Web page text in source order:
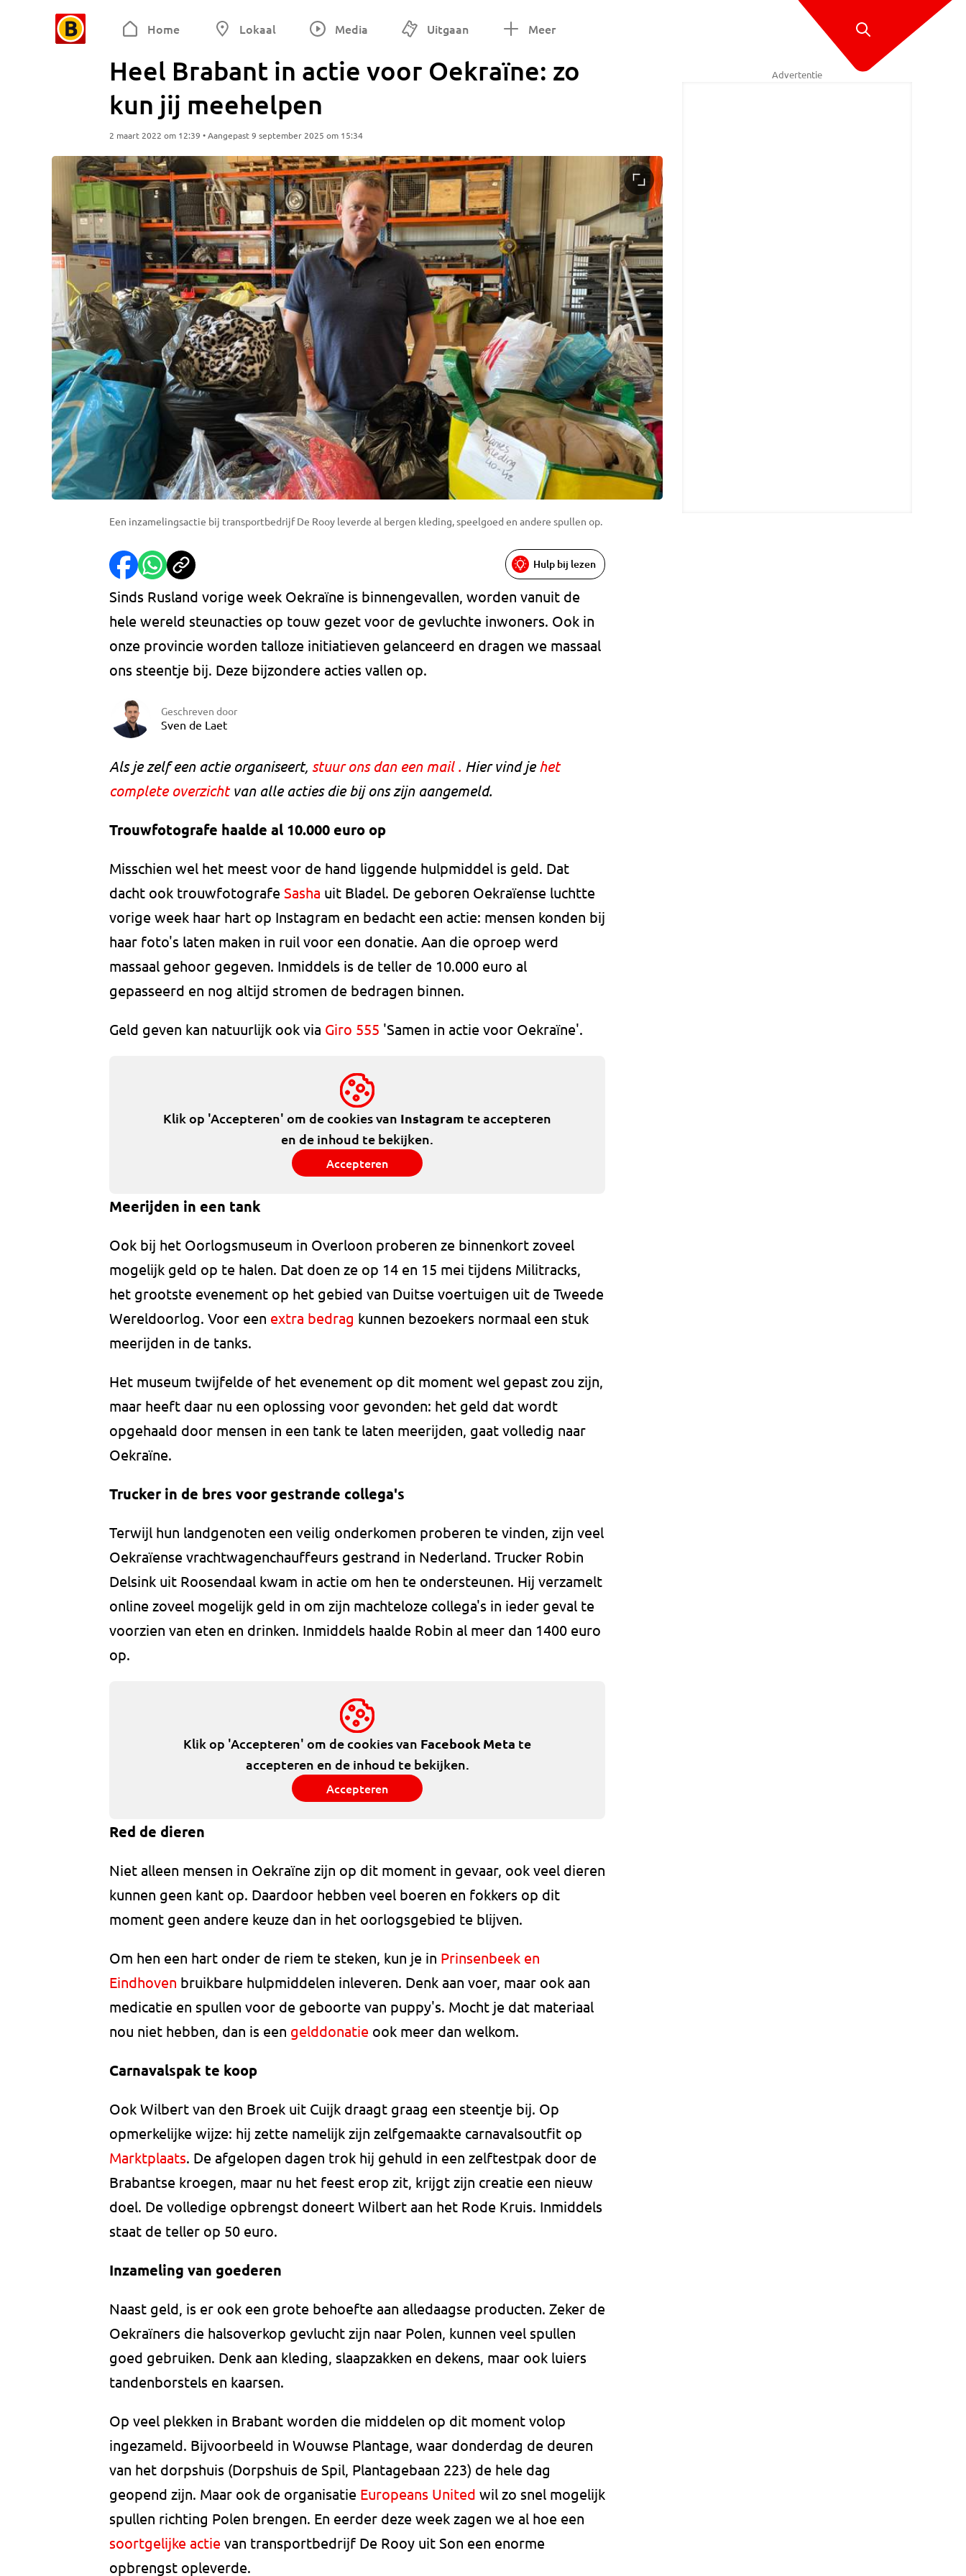
Home Lokaal Media Uitgaan Meer
Heel Brabant in actie voor Oekraïne: zo
kun jij meehelpen
2 maart 2022 om 12:39 • Aangepast 9 september 2025 om 15:34
Een inzamelingsactie bij transportbedrijf De Rooy leverde al bergen kleding, speelgoed en andere spullen op.
Hulp bij lezen
Sinds Rusland vorige week Oekraïne is binnengevallen, worden vanuit de
hele wereld steunacties op touw gezet voor de gevluchte inwoners. Ook in
onze provincie worden talloze initiatieven gelanceerd en dragen we massaal
ons steentje bij. Deze bijzondere acties vallen op.
Geschreven door
Sven de Laet
Als je zelf een actie organiseert, stuur ons dan een mail . Hier vind jehet
complete overzichtvan alle acties die bij ons zijn aangemeld.
Trouwfotografe haalde al 10.000 euro op
Misschien wel het meest voor de hand liggende hulpmiddel is geld. Dat
dacht ook trouwfotografe Sasha uit Bladel. De geboren Oekraïense luchtte
vorige week haar hart op Instagram en bedacht een actie: mensen konden bij
haar foto's laten maken in ruil voor een donatie. Aan die oproep werd
massaal gehoor gegeven. Inmiddels is de teller de 10.000 euro al
gepasseerd en nog altijd stromen de bedragen binnen.
Geld geven kan natuurlijk ook via Giro 555 'Samen in actie voor Oekraïne'.
Klik op 'Accepteren' om de cookies van Instagram te accepteren
en de inhoud te bekijken.
Accepteren
Meerijden in een tank
Ook bij het Oorlogsmuseum in Overloon proberen ze binnenkort zoveel
mogelijk geld op te halen. Dat doen ze op 14 en 15 mei tijdens Militracks,
het grootste evenement op het gebied van Duitse voertuigen uit de Tweede
Wereldoorlog. Voor een extra bedrag kunnen bezoekers normaal een stuk
meerijden in de tanks.
Het museum twijfelde of het evenement op dit moment wel gepast zou zijn,
maar heeft daar nu een oplossing voor gevonden: het geld dat wordt
opgehaald door mensen in een tank te laten meerijden, gaat volledig naar
Oekraïne.
Trucker in de bres voor gestrande collega's
Terwijl hun landgenoten een veilig onderkomen proberen te vinden, zijn veel
Oekraïense vrachtwagenchauffeurs gestrand in Nederland. Trucker Robin
Delsink uit Roosendaal kwam in actie om hen te ondersteunen. Hij verzamelt
online zoveel mogelijk geld in om zijn machteloze collega's in ieder geval te
voorzien van eten en drinken. Inmiddels haalde Robin al meer dan 1400 euro
op.
Klik op 'Accepteren' om de cookies van Facebook Meta te
accepteren en de inhoud te bekijken.
Accepteren
Red de dieren
Niet alleen mensen in Oekraïne zijn op dit moment in gevaar, ook veel dieren
kunnen geen kant op. Daardoor hebben veel boeren en fokkers op dit
moment geen andere keuze dan in het oorlogsgebied te blijven.
Om hen een hart onder de riem te steken, kun je in Prinsenbeek en
Eindhoven bruikbare hulpmiddelen inleveren. Denk aan voer, maar ook aan
medicatie en spullen voor de geboorte van puppy's. Mocht je dat materiaal
nou niet hebben, dan is een gelddonatie ook meer dan welkom.
Carnavalspak te koop
Ook Wilbert van den Broek uit Cuijk draagt graag een steentje bij. Op
opmerkelijke wijze: hij zette namelijk zijn zelfgemaakte carnavalsoutfit op
Marktplaats. De afgelopen dagen trok hij gehuld in een zelftestpak door de
Brabantse kroegen, maar nu het feest erop zit, krijgt zijn creatie een nieuw
doel. De volledige opbrengst doneert Wilbert aan het Rode Kruis. Inmiddels
staat de teller op 50 euro.
Inzameling van goederen
Naast geld, is er ook een grote behoefte aan alledaagse producten. Zeker de
Oekraïners die halsoverkop gevlucht zijn naar Polen, kunnen veel spullen
goed gebruiken. Denk aan kleding, slaapzakken en dekens, maar ook luiers
tandenborstels en kaarsen.
Op veel plekken in Brabant worden die middelen op dit moment volop
ingezameld. Bijvoorbeeld in Wouwse Plantage, waar donderdag de deuren
van het dorpshuis (Dorpshuis de Spil, Plantagebaan 223) de hele dag
geopend zijn. Maar ook de organisatie Europeans United wil zo snel mogelijk
spullen richting Polen brengen. En eerder deze week zagen we al hoe een
soortgelijke actie van transportbedrijf De Rooy uit Son een enorme
opbrengst opleverde.
Advertentie